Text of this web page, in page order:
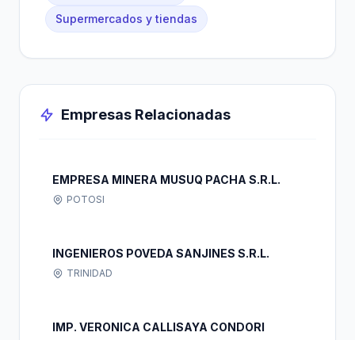
Supermercados y tiendas
Empresas Relacionadas
EMPRESA MINERA MUSUQ PACHA S.R.L.
POTOSI
INGENIEROS POVEDA SANJINES S.R.L.
TRINIDAD
IMP. VERONICA CALLISAYA CONDORI